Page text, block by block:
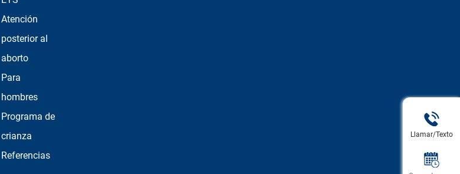
Atención
posterior al
aborto
Para
hombres
Programa de
crianza
Referencias
Llamar/Texto